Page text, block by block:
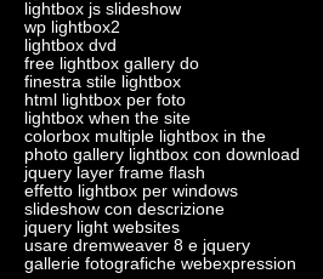
lightbox js slideshow
wp lightbox2
lightbox dvd
free lightbox gallery do
finestra stile lightbox
html lightbox per foto
lightbox when the site
colorbox multiple lightbox in the
photo gallery lightbox con download
jquery layer frame flash
effetto lightbox per windows
slideshow con descrizione
jquery light websites
usare dremweaver 8 e jquery
gallerie fotografiche webexpression